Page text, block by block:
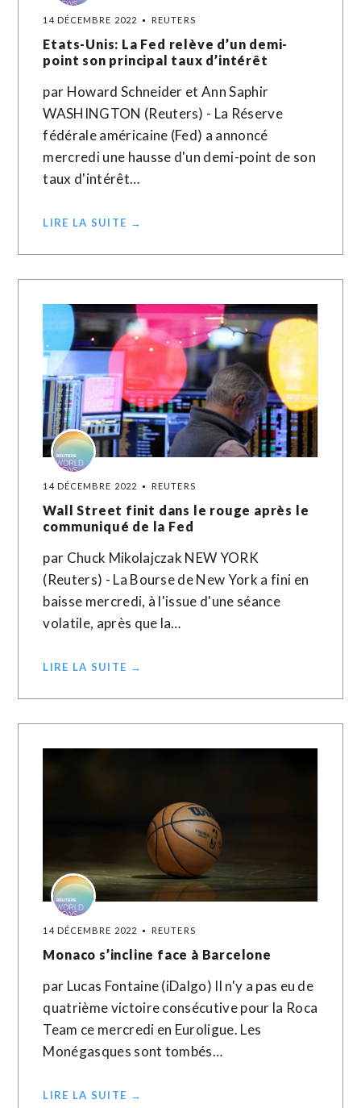
14 DÉCEMBRE 2022 REUTERS
Etats-Unis: La Fed relève d’un demi-
point son principal taux d’intérêt
par Howard Schneider et Ann Saphir
WASHINGTON (Reuters) - La Réserve
fédérale américaine (Fed) a annoncé
mercredi une hausse d'un demi-point de son
taux d'intérêt…
LIRE LA SUITE →
14 DÉCEMBRE 2022 REUTERS
Wall Street finit dans le rouge après le
communiqué de la Fed
par Chuck Mikolajczak NEW YORK
(Reuters) - La Bourse de New York a fini en
baisse mercredi, à l'issue d'une séance
volatile, après que la…
LIRE LA SUITE →
14 DÉCEMBRE 2022 REUTERS
Monaco s’incline face à Barcelone
par Lucas Fontaine (iDalgo) Il n'y a pas eu de
quatrième victoire consécutive pour la Roca
Team ce mercredi en Euroligue. Les
Monégasques sont tombés…
LIRE LA SUITE →